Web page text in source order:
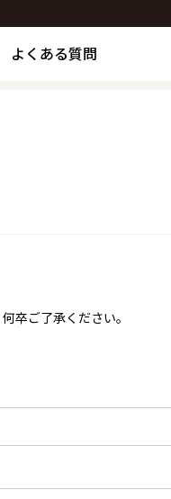
よくある質問
卒ご了承ください。